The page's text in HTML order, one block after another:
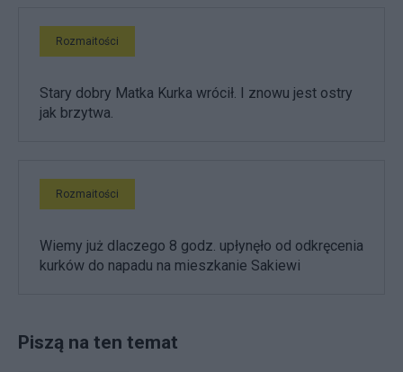
Rozmaitości
Stary dobry Matka Kurka wrócił. I znowu jest ostry
jak brzytwa.
Rozmaitości
Wiemy już dlaczego 8 godz. upłynęło od odkręcenia
kurków do napadu na mieszkanie Sakiewi
Piszą na ten temat